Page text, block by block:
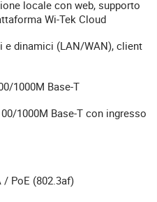
locale con web, supporto
Wi-Tek Cloud
e dinamici (LAN/WAN), client
1000M Base-T
1000M Base-T con ingresso
/ PoE (802.3af)